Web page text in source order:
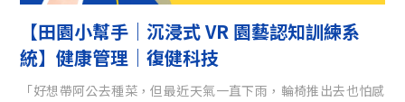
【田園小幫手｜沉浸式 VR 園藝認知訓練系
統】健康管理｜復健科技
「好想帶阿公去種菜，但最近天氣一直下雨，輪椅推出去也怕感